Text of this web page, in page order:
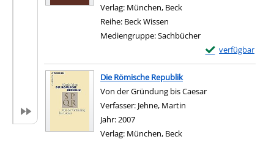
Verlag: München, Beck
Reihe: Beck Wissen
Mediengruppe:Sachbücher
verfügbar
Exemplar-
Zum Download
Die Römische Republik
Von der Gründung bis Caesar
Verfasser: Jehne, Martin
Jahr:2007
Verlag: München, Beck